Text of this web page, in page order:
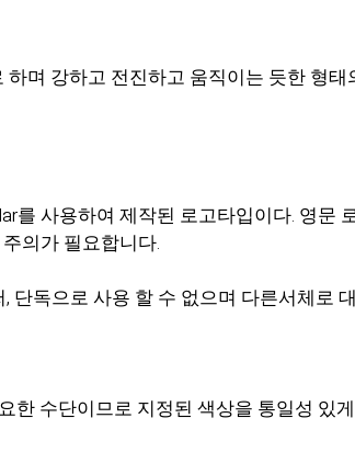
며 강하고 전진하고 움직이는 듯한 형
를 사용하여 제작된 로고타입이다. 영문
의가 필요합니다.
독으로 사용 할 수 없으며 다른서체로
한 수단이므로 지정된 색상을 통일성 있